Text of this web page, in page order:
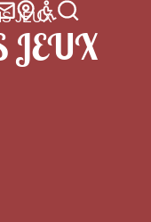
JEUX
JEUX